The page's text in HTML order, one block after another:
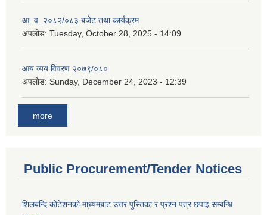
आ. व. २०८२/०८३ बजेट तथा कार्यक्रम
अपलोड: Tuesday, October 28, 2025 - 14:09
आय व्यय विवरण २०७९/०८०
अपलोड: Sunday, December 24, 2023 - 12:39
more
Public Procurement/Tender Notices
शिलबन्दि कोटेशनको मा्ध्यमबाट उत्तर पुस्तिका र प्रश्न पत्र छपाइ सम्बन्धि